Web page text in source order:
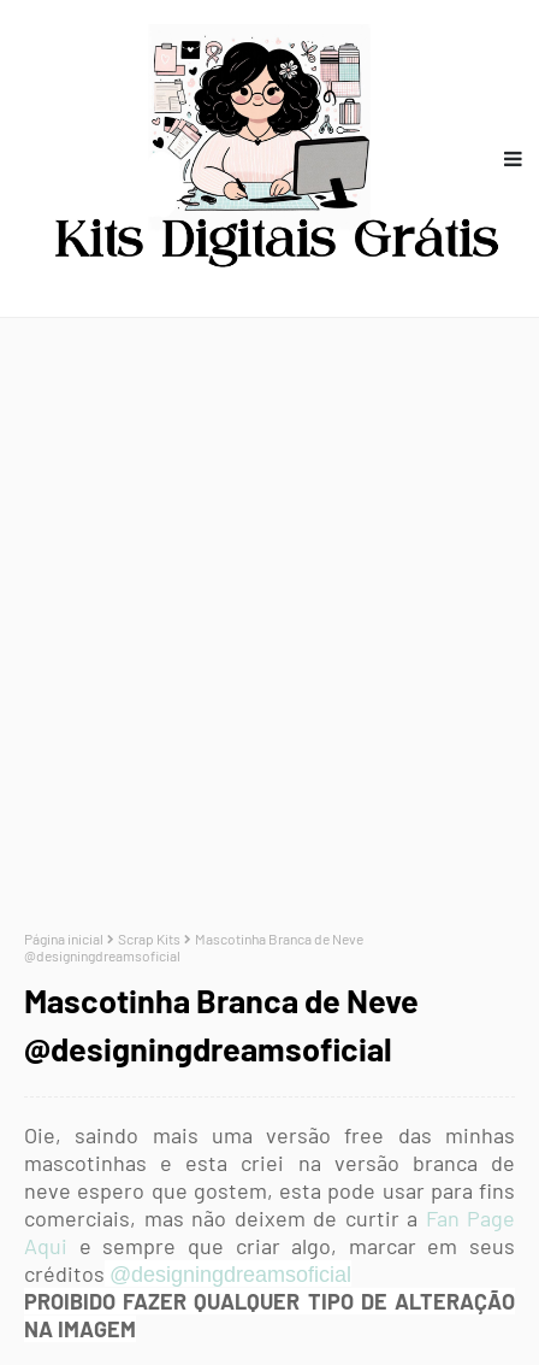
Página inicial Scrap Kits
Mascotinha Branca de Neve
@designingdreamsoficial
Mascotinha Branca de Neve
@designingdreamsoficial
Oie, saindo mais uma versão free das minhas
mascotinhas e esta criei na versão branca de
neve espero que gostem, esta pode usar para fins
comerciais, mas não deixem de curtir a Fan Page
Aqui e sempre que criar algo, marcar em seus
créditos @designingdreamsoficial
PROIBIDO FAZER QUALQUER TIPO DE ALTERAÇÃO
NA IMAGEM